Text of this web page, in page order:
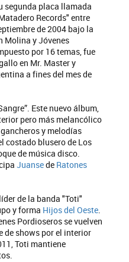
segunda placa llamada
Records" entre
de 2004 bajo la
Molina y Jóvenes
por 16 temas, fue
en Mr. Master y
a fines del mes de
Este nuevo álbum,
pero más melancólico
y melodías
costado blusero de Los
de música disco.
Juansede Ratones
de la banda "Toti"
y forma Hijos del Oeste.
Pordioseros se vuelven
de shows por el interior
Toti mantiene